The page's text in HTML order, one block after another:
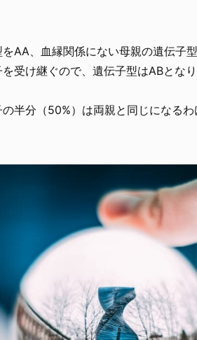
AA、血縁関係にない母親の遺伝子
受け継ぐので、遺伝子型はABとなり
半分（50%）は両親と同じになるわ